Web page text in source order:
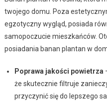
twojego domu. Poza
egzotyczny wygląd, posiada
samopoczucie mieszkańców.
posiadania banan plantan w
Poprawa jakości powietrza
że skutecznie filtruje
przyczynić się do lepszego